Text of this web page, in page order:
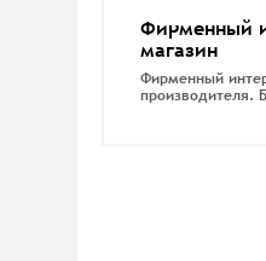
Фирменный
магазин
Фирменный
производителя.